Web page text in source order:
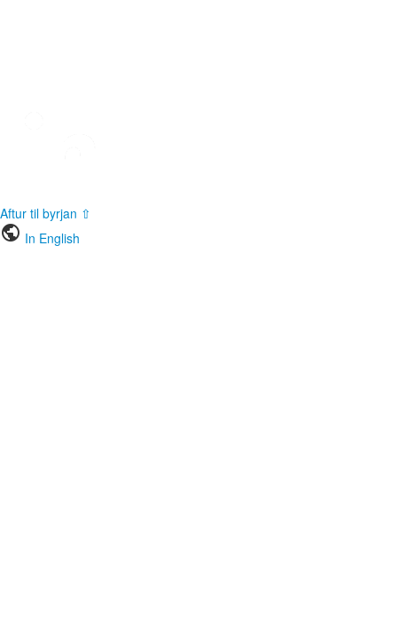
Aftur til byrjan ⇧
public In English